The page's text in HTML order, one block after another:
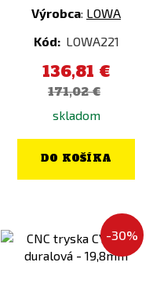
Výrobca: LOWA
Kód: LOWA221
136,81 €
171,02 €
skladom
DO KOŠÍKA
-30%